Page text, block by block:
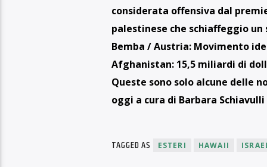
considerata offensiva dal
palestinese che schiaffeggio
Bemba / Austria: Movimento
Afghanistan: 15,5 miliardi di
Queste sono solo alcune delle
oggi a cura di Barbara
TAGGED AS ESTERI HAWAII